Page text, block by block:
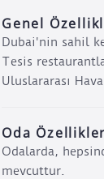
Genel
Dubai'nin sahil
Tesis
Uluslararası
Oda
Odalarda,
mevcuttur.